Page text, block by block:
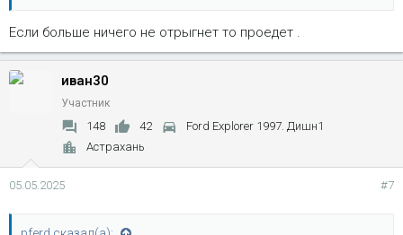
Если больше ничего не отрыгнет то проедет .
иван30
Участник
148 42
Ford Explorer 1997. Дишн1
Астрахань
05.05.2025 #7